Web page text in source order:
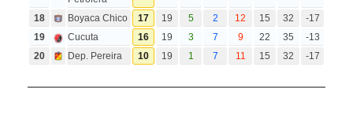
18 Boyaca Chico 17 19 5 2 12 15 32
-17
19
Cucuta 16 19 3 7 9 22 35
-13
20
Dep. Pereira 10 19 1 7 11 15 32 -17